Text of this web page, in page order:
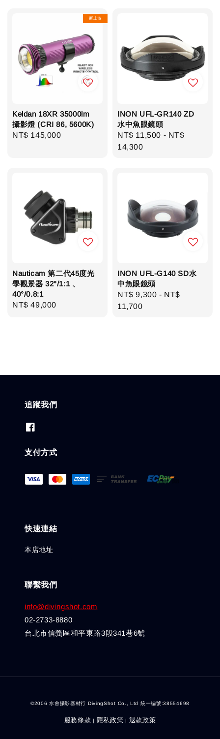
新上市
Keldan 18XR 35000lm
攝影燈 (CRI 86, 5600K)
Regular
NT$ 145,000
INON UFL-GR140 ZD
水中魚眼鏡頭
Regular
price
NT$ 11,500 - NT$
14,300
Nauticam 第二代45度光
學觀景器 32°/1:1 、
40°/0.8:1
Regular
NT$ 49,000
INON UFL-G140 SD水
中魚眼鏡頭
Regular
price
NT$ 9,300 - NT$
11,700
追蹤我們
支付方式
快速連結
本店地址
聯繫我們
info@divingshot.com
02-2733-8880
台北市信義區和平東路3段341巷6號
©2006 水舍攝影器材行 DivingShot Co., Ltd 統一編號:38554698
服務條款 | 隱私政策 | 退款政策